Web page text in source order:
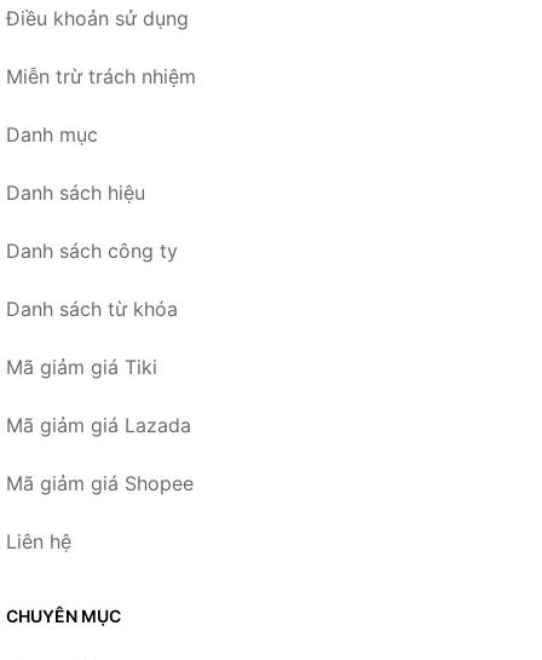
Điều khoản sử dụng
Miễn trừ trách nhiệm
Danh mục
Danh sách hiệu
Danh sách công ty
Danh sách từ khóa
Mã giảm giá Tiki
Mã giảm giá Lazada
Mã giảm giá Shopee
Liên hệ
CHUYÊN MỤC